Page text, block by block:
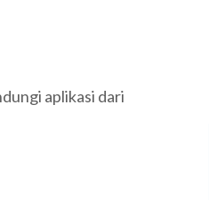
aplikasi dari